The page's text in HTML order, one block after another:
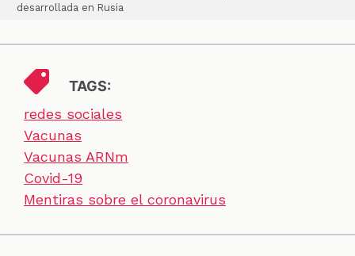
desarrollada en Rusia
TAGS:
redes sociales
Vacunas
Vacunas ARNm
Covid-19
Mentiras sobre el coronavirus